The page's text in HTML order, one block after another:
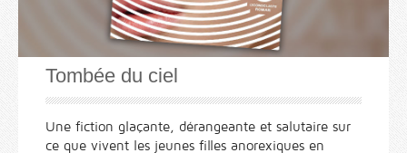
Tombée du ciel
Une fiction glaçante, dérangeante et salutaire sur
ce que vivent les jeunes filles anorexiques en